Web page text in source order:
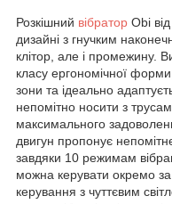
Розкішний вібратор Obi
дизайні з гнучким
клітор, але і промежину.
класу ергономічної
зони та ідеально
непомітно носити з
максимального
двигун пропонує
завдяки 10 режимам
можна керувати окремо
керування з чуттєвим